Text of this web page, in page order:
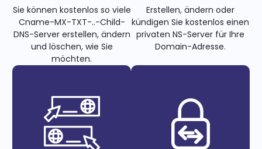
Sie können kostenlos so viele
Cname-MX-TXT-..-Child-
DNS-Server erstellen, ändern
und löschen, wie Sie
möchten.
Erstellen, ändern oder
kündigen Sie kostenlos einen
privaten NS-Server für Ihre
Domain-Adresse.